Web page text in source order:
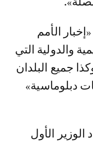
الأمم
والدولية التي
جميع البلدان
دبلوماسية»
الوزير الأول